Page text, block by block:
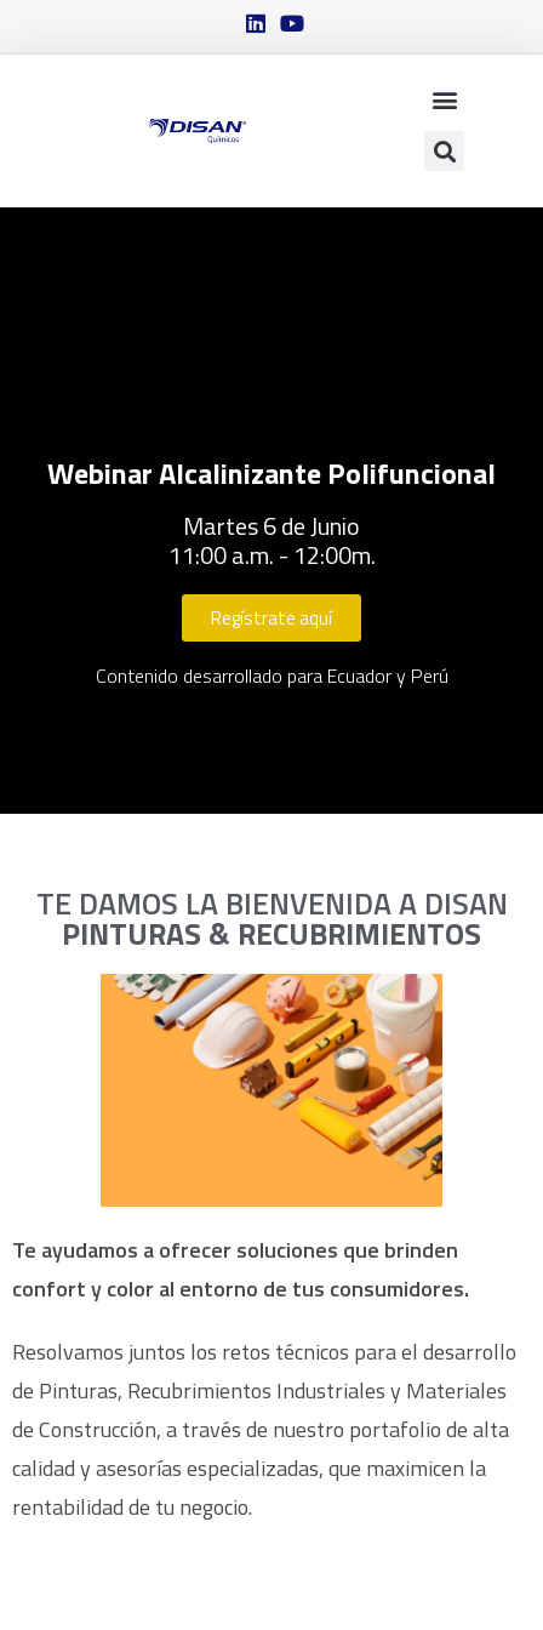
Webinar Alcalinizante Polifuncional​
Martes 6 de Junio
11:00 a.m. - 12:00m.
Regístrate aquí
Contenido desarrollado para Ecuador y Perú
TE DAMOS LA BIENVENIDA A DISAN
PINTURAS & RECUBRIMIENTOS
Te ayudamos a ofrecer soluciones que brinden
confort y color al entorno de tus consumidores.
Resolvamos juntos los retos técnicos para el desarrollo
de Pinturas, Recubrimientos Industriales y Materiales
de Construcción, a través de nuestro portafolio de alta
calidad y asesorías especializadas, que maximicen la
rentabilidad de tu negocio.